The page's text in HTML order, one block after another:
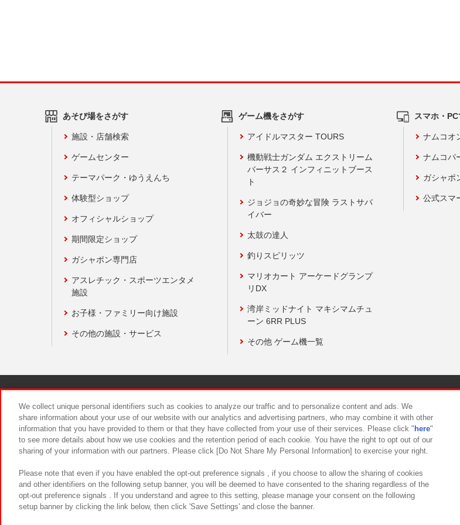
あそび場をさがす
施設・店舗検索
ゲームセンター
テーマパーク・ゆうえんち
体験型ショップ
オフィシャルショップ
期間限定ショップ
ガシャポン専門店
アスレチック・スポーツエンタメ
施設
お子様・ファミリー向け施設
その他の施設・サービス
ゲーム機をさがす
アイドルマスター TOURS
機動戦士ガンダム エクストリーム
バーサス２ インフィニットブース
ト
ジョジョの奇妙な冒険 ラストサバ
イバー
太鼓の達人
釣りスピリッツ
マリオカート アーケードグランプ
リDX
湾岸ミッドナイト マキシマムチュ
ーン 6RR PLUS
その他 ゲーム機一覧
スマホ・
ナムコオ
ナムコパ
ガシャポ
公式スマ
食品のご提供について カスタマーハラスメント対応方針
We collect unique personal identifiers such as cookies to analyze our traffic and to personalize content and ads. We
share information about your use of our website with our analytics and advertising partners, who may combine it with other
information that you have provided to them or that they have collected from your use of their services. Please click " here"
to see more details about how we use cookies and the retention period of each cookie. You have the right to opt out of our
sharing of your information with our partners. Please click [Do Not Share My Personal Information] to exercise your right.
Please note that even if you have enabled the opt-out preference signals , if you choose to allow the sharing of cookies
and other identifiers on the following setup banner, you will be deemed to have consented to the sharing regardless of the
opt-out preference signals . If you understand and agree to this setting, please manage your consent on the following
setup banner by clicking the link below, then click 'Save Settings' and close the banner.